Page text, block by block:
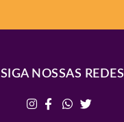
SIGA NOSSAS REDES